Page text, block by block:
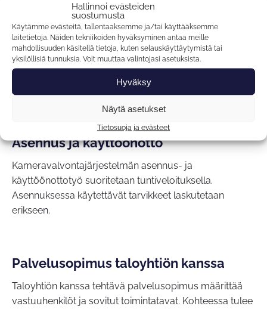
Hallinnoi evästeiden
suostumusta
Käytämme evästeitä, tallentaaksemme ja/tai käyttääksemme
laitetietoja. Näiden tekniikoiden hyväksyminen antaa meille
mahdollisuuden käsitellä tietoja, kuten selauskäyttäytymistä tai
yksilöllisiä tunnuksia. Voit muuttaa valintojasi asetuksista.
Hyväksy
Näytä asetukset
Tietosuoja ja evästeet
Kohdekartoitus ja kameravalinta
Ennen asennusta teemme kohdekartoituksen, jonka
perusteella tarjoamme käyttökohteeseen parhaiten
sopivat kamerat. Kamerat ja muut tarvittavat laitteet
tulevat asiakkaan omistukseen, ja niiden määrää
voidaan kasvattaa helposti myöhemmin.
Asennus ja käyttöönotto
Kameravalvontajärjestelmän asennus- ja
käyttöönottotyö suoritetaan tuntiveloituksella.
Asennuksessa käytettävät tarvikkeet laskutetaan
erikseen.
Palvelusopimus taloyhtiön kanssa
Taloyhtiön kanssa tehtävä palvelusopimus määrittää
vastuuhenkilöt ja sovitut toimintatavat. Kohteessa tulee